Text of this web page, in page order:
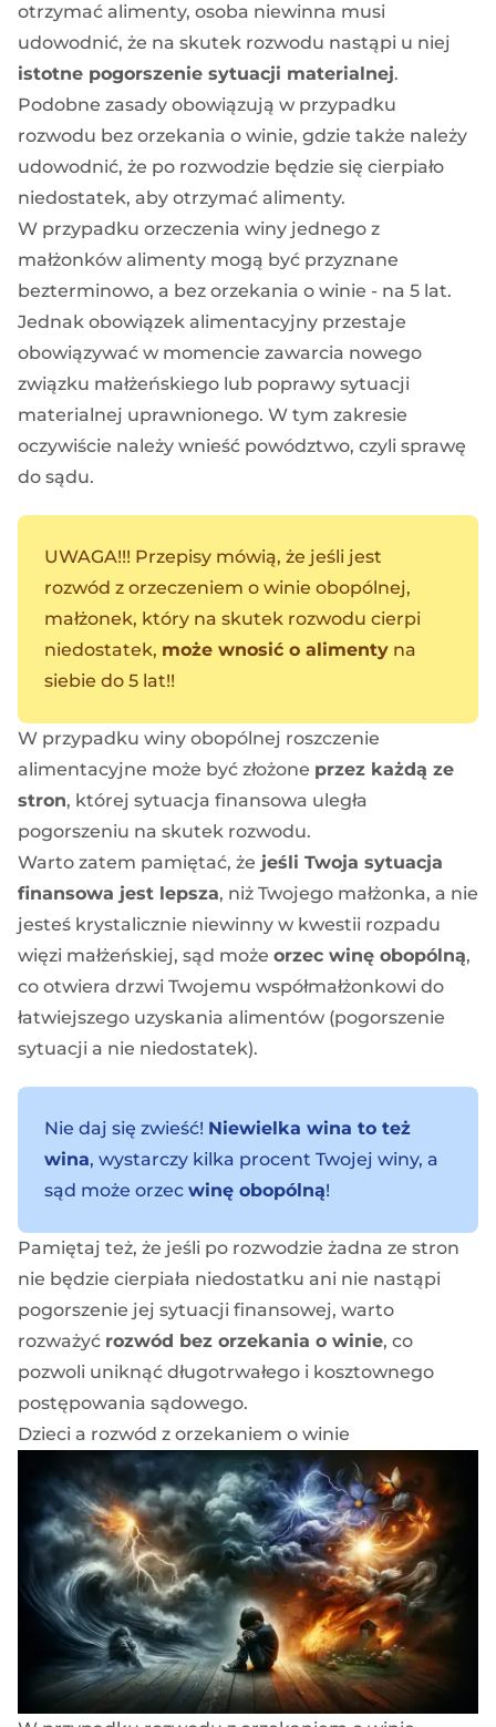
otrzymać alimenty, osoba niewinna musi
udowodnić, że na skutek rozwodu nastąpi u niej
istotne pogorszenie sytuacji materialnej.
Podobne zasady obowiązują w przypadku
rozwodu bez orzekania o winie, gdzie także należy
udowodnić, że po rozwodzie będzie się cierpiało
niedostatek, aby otrzymać alimenty.
W przypadku orzeczenia winy jednego z
małżonków alimenty mogą być przyznane
bezterminowo, a bez orzekania o winie - na 5 lat.
Jednak obowiązek alimentacyjny przestaje
obowiązywać w momencie zawarcia nowego
związku małżeńskiego lub poprawy sytuacji
materialnej uprawnionego. W tym zakresie
oczywiście należy wnieść powództwo, czyli sprawę
do sądu.
UWAGA!!! Przepisy mówią, że jeśli jest
rozwód z orzeczeniem o winie obopólnej,
małżonek, który na skutek rozwodu cierpi
niedostatek, może wnosić o alimenty na
siebie do 5 lat!!
W przypadku winy obopólnej roszczenie
alimentacyjne może być złożone przez każdą ze
stron, której sytuacja finansowa uległa
pogorszeniu na skutek rozwodu.
Warto zatem pamiętać, że jeśli Twoja sytuacja
finansowa jest lepsza, niż Twojego małżonka, a nie
jesteś krystalicznie niewinny w kwestii rozpadu
więzi małżeńskiej, sąd może orzec winę obopólną,
co otwiera drzwi Twojemu współmałżonkowi do
łatwiejszego uzyskania alimentów (pogorszenie
sytuacji a nie niedostatek).
Nie daj się zwieść! Niewielka wina to też
wina, wystarczy kilka procent Twojej winy, a
sąd może orzec winę obopólną!
Pamiętaj też, że jeśli po rozwodzie żadna ze stron
nie będzie cierpiała niedostatku ani nie nastąpi
pogorszenie jej sytuacji finansowej, warto
rozważyć rozwód bez orzekania o winie, co
pozwoli uniknąć długotrwałego i kosztownego
postępowania sądowego.
Dzieci a rozwód z orzekaniem o winie